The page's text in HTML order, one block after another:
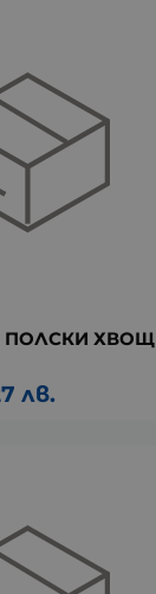
ПОЛСКИ ХВОЩ
лв.